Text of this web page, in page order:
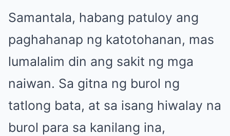
Samantala, habang patuloy ang
paghahanap ng katotohanan, mas
lumalalim din ang sakit ng mga
naiwan. Sa gitna ng burol ng
tatlong bata, at sa isang hiwalay na
burol para sa kanilang ina,